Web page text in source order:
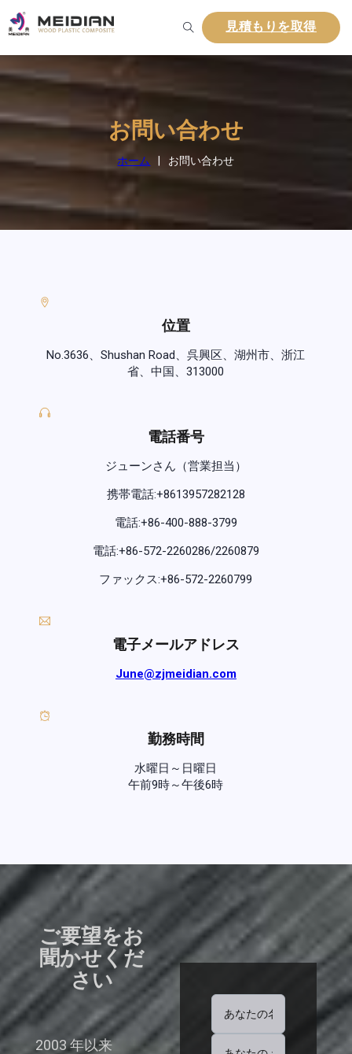
見積もりを取得
お問い合わせ
ホーム お問い合わせ
位置
No.3636、Shushan Road、呉興区、湖州市、浙江
省、中国、313000
電話番号
ジューンさん（営業担当）
携帯電話:+8613957282128
電話:+86-400-888-3799
電話:+86-572-2260286/2260879
ファックス:+86-572-2260799
電子メールアドレス
June@zjmeidian.com
勤務時間
水曜日～日曜日
午前9時～午後6時
ご要望をお
聞かせくだ
さい
2003 年以来